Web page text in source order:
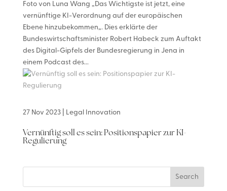
Vernünftig soll es sein: Positionspapier zur KI-
Regulierung
27 Nov 2023| Legal Innovation
Foto von Luna Wang „Das Wichtigste ist jetzt, eine
vernünftige KI-Verordnung auf der europäischen
Ebene hinzubekommen„. Dies erklärte der
Bundeswirtschaftsminister Robert Habeck zum Auftakt
des Digital-Gipfels der Bundesregierung in Jena in
einem Podcast des...
Search